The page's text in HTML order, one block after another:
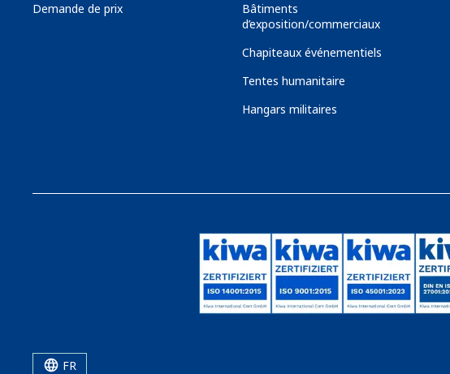
Demande de prix
Bâtiments
d’exposition/commerciaux
Chapiteaux événementiels
Tentes humanitaire
Hangars militaires
FR